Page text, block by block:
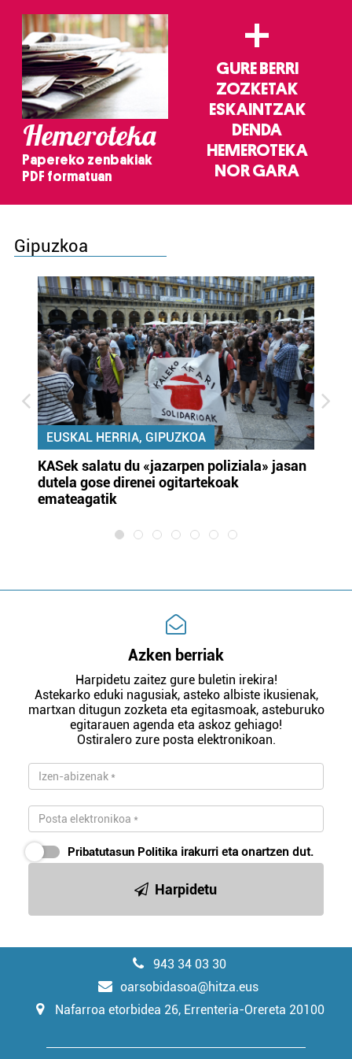
Hemeroteka
Papereko zenbakiak
PDF formatuan
+
GURE BERRI
ZOZKETAK
ESKAINTZAK
DENDA
HEMEROTEKA
NOR GARA
Gipuzkoa
EUSKAL HERRIA, GIPUZKOA
KASek salatu du «jazarpen poliziala» jasan
dutela gose direnei ogitartekoak
emateagatik
Azken berriak
Harpidetu zaitez gure buletin irekira!
Astekarko eduki nagusiak, asteko albiste ikusienak,
martxan ditugun zozketa eta egitasmoak, asteburuko
egitarauen agenda eta askoz gehiago!
Ostiralero zure posta elektronikoan.
Pribatutasun Politika irakurri eta onartzen dut.
Harpidetu
943 34 03 30
oarsobidasoa@hitza.eus
Nafarroa etorbidea 26, Errenteria-Orereta 20100